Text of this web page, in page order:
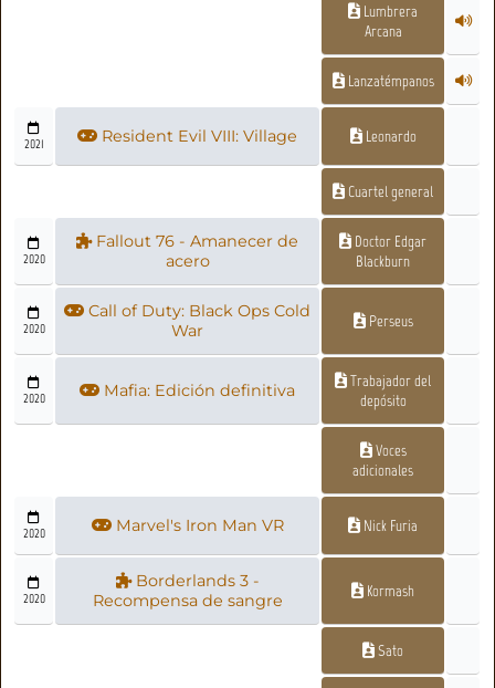
Lumbrera
Arcana
Lanzatémpanos
2021 Resident Evil VIII: Village Leonardo
Cuartel general
2020
Fallout 76 - Amanecer de
acero
Doctor Edgar
Blackburn
2020
Call of Duty: Black Ops Cold
War
Perseus
2020 Mafia: Edición definitiva
Trabajador del
depósito
Voces
adicionales
2020 Marvel's Iron Man VR Nick Furia
2020
Borderlands 3 -
Recompensa de sangre
Kormash
Sato